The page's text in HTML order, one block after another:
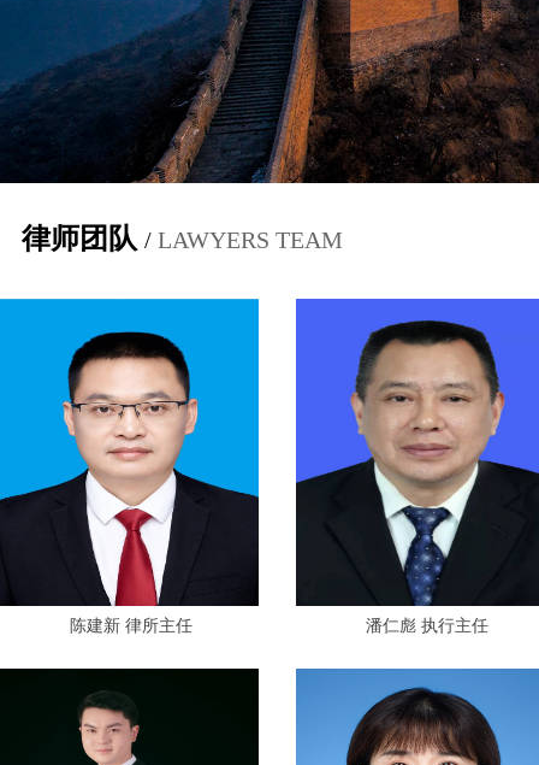
律师团队 / LAWYERS TEAM
陈建新 律所主任 潘仁彪 执行主任